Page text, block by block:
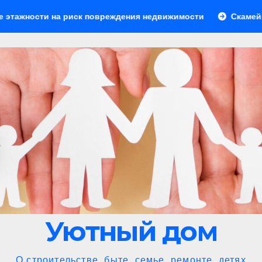
недвижимости Скамейки для зоны
Уютный дом
О строительстве, быте, семье, ремонте, детях